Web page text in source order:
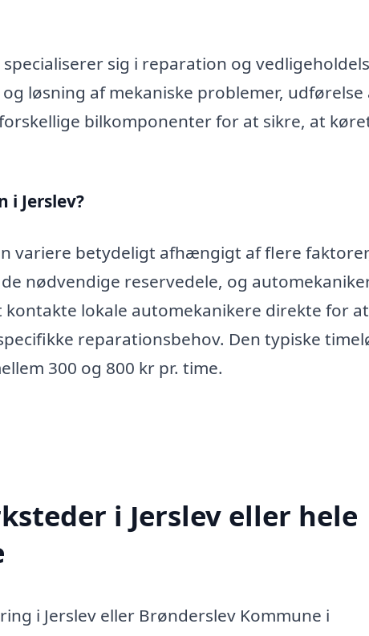
sig i reparation og
løsning af mekaniske problemer, udførelse
bilkomponenter for at sikre, at
i Jerslev?
variere betydeligt afhængigt af flere
nødvendige reservedele, og
lokale automekanikere direkte for
reparationsbehov. Den typiske
300 og 800 kr pr. time.
i Jerslev eller hele
i Jerslev eller Brønderslev Kommune i